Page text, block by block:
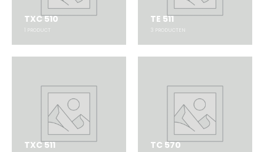
TXC 510
PRODUCT
TE 511
3 PRODUCTEN
TXC 511 TC 570